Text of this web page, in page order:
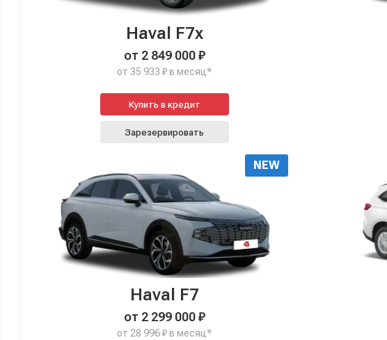
Haval F7x
от 2 849 000 ₽
от 35 933 ₽ в месяц*
Купить в кредит
Зарезервировать
NEW
Haval F7
от 2 299 000 ₽
от 28 996 ₽ в месяц*